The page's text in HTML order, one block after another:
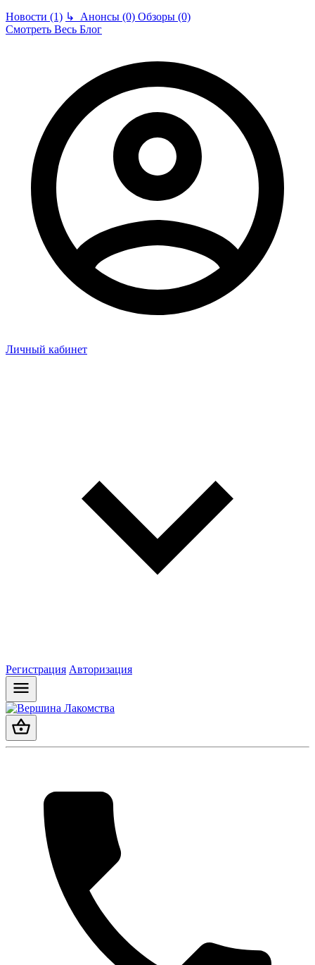
Новости (1) ↳ Анонсы (0) Обзоры (0)
Смотреть Весь Блог
Личный кабинет
Регистрация Авторизация